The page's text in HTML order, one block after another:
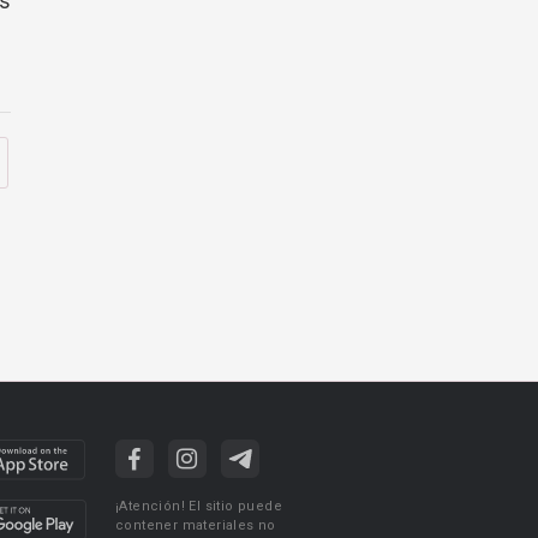
¡Atención! El sitio puede
contener materiales no